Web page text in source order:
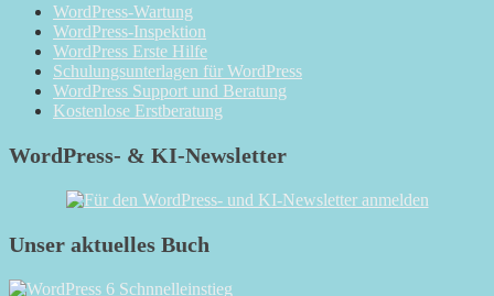
WordPress-Wartung
WordPress-Inspektion
WordPress Erste Hilfe
Schulungsunterlagen für WordPress
WordPress Support und Beratung
Kostenlose Erstberatung
WordPress- & KI-Newsletter
Unser aktuelles Buch